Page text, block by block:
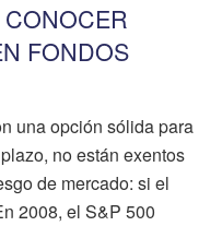
FONDOS
una opción sólida para
no están exentos
de mercado: si el
2008, el S&P 500